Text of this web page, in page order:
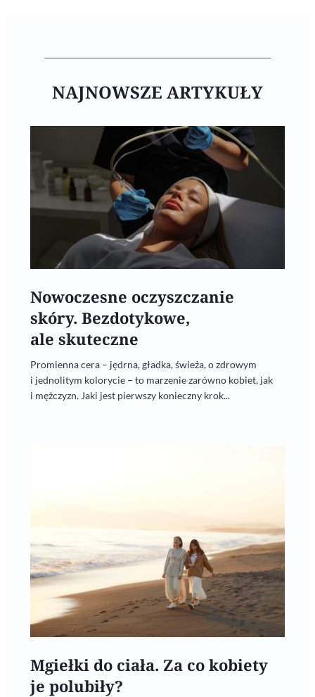
NAJNOWSZE ARTYKUŁY
Nowoczesne oczyszczanie
skóry. Bezdotykowe,
ale skuteczne
Promienna cera – jędrna, gładka, świeża, o zdrowym
i jednolitym kolorycie – to marzenie zarówno kobiet, jak
i mężczyzn. Jaki jest pierwszy konieczny krok...
Mgiełki do ciała. Za co kobiety
je polubiły?